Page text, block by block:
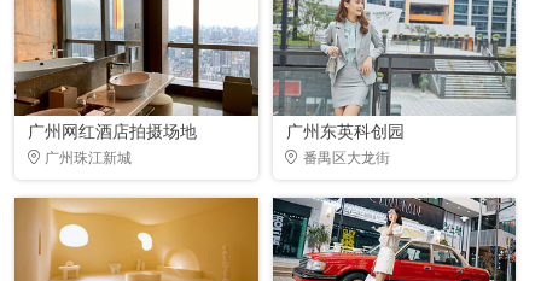
广州网红酒店拍摄场地
广州珠江新城
广州东英科创园
番禺区大龙街